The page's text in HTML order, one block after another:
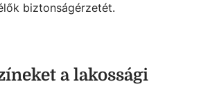
biztonságérzetét.
a lakossági